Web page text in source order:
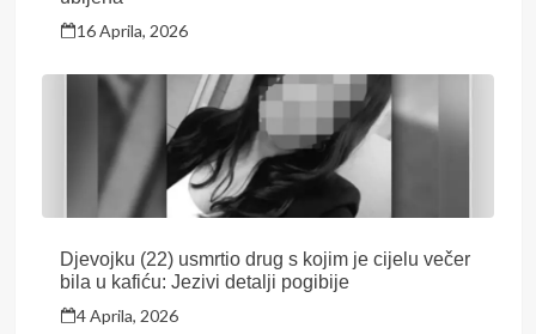
16 Aprila, 2026
Djevojku (22) usmrtio drug s kojim je cijelu večer
bila u kafiću: Jezivi detalji pogibije
4 Aprila, 2026